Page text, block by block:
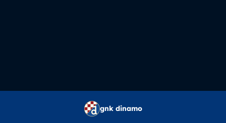
gnk dinamo